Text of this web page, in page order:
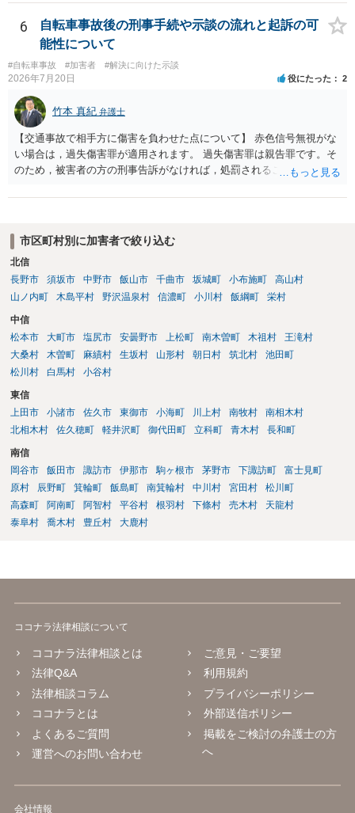
保険の協議となり，事案によっては保険会社が代理人弁護士をつける
場合が多いこと イ 刑事事件に進む場合は，刑事弁護の話になるこ
と などの事情から，任意保険に入っていない場合など，特殊な場合以
外は，あまり顕在化する事情がないのだと思います。 ですから，加害
者側も弁護士が入っているケースは実際にはあるのです。 本件は，刑
事事件の面で問題となっています。 交通事故を発生した場合には，警
察に報告しなければなりません。道路交通法違反第７２条第１項後段
に不申告という形で定められています。本件は，これに客観的には該
当することがはっきりしている事案です。ですから「単なる交通事故
から，刑事事件になりそうな…」ではなく，刑事事件の対象となるこ
とがはっきりしている事案です。 自分は逃げていないという認識でし
ょう。そのため，故意を否認している形になるのですが，「現場から
離れる」→「コンビニで駐車」→「しばらく待機」→「徒歩で現場に
て警察に連絡しないのだろうという話になっているのだと思います。
そして，捜査機関としては，解離性健忘の影響で報告できなかった事
情が見当たらないのだと思います。このような点を意識された上で，
警察の方に事実を理解してもらえるように説明することが，相談者の
の現場から離れて様子を窺い、事故として取り扱われているかいない
かを確認して，警察がきていないから事故が発生していないことで済
ませればいいだろうと思って報告しなかったのではないかと疑ってい
るのだと思います。不救護・不申告の方が，事故後に現場に戻る話
は，よくある話なので，捜査機関としては，それを否定することがで
きないのではないかとの疑念を抱いたままなのだと思います。
6
自転車事故後の刑事手続や示談の流れと起訴の可
能性について
#自転車事故 #加害者 #解決に向けた示談
2026年7月20日 役にたった 2
竹本 真紀 弁護士
【交通事故で相手方に傷害を負わせた点について】 赤色信号無視がな
い場合は，過失傷害罪が適用されます。 過失傷害罪は親告罪です。そ
のため，被害者の方の刑事告訴がなければ，処罰されることはありま
あれば，示談が成立すれば告訴をすることはないと思います。 したが
れば，刑事処分を受けることはなくなります。 一方，赤色信号無視が
あった場合は，少し複雑になります。 単純に過失傷害罪と判断される
のであれば，赤色信号無視がない場合と同じで，親告罪となります
（結論は上記と同じです。）。 ただ，赤信号無視（といっても，本件
では殊更無視にはなりません。看過です）は過失の中でも重大なもの
ですから，重過失致傷罪が成立すると判断される場合もあり得ると思
います。重過失致傷罪は親告罪ではありません。 もっとも，自転車よ
り重い自動車の場合には，過失運転致傷罪であっても，「傷害が軽い
場合には，情状により，その刑を免除することができる」との規定が
あります。したがいまして，不起訴にされる可能性が大きくなるので
す。 そうすると自転車でも同様に考えられ，２週間の怪我であれば，
被害者の意思により不起訴につながる可能性が大きくなるでしょう。
やはり示談交渉は大事になると思います。
市区町村別に加害者で絞り込む
北信
長野市
須坂市 中野市 飯山市 千曲市 坂城町 小布施町
高山村
山ノ内町
木島平村 野沢温泉村 信濃町 小川村 飯綱町 栄村
中信
松本市
大町市 塩尻市 安曇野市 上松町 南木曽町 木祖村
王滝村
大桑村
木曽町 麻績村 生坂村 山形村 朝日村 筑北村
池田町
松川村
白馬村 小谷村
東信
上田市
小諸市 佐久市 東御市 小海町 川上村 南牧村
南相木村
北相木村
佐久穂町 軽井沢町 御代田町 立科町 青木村 長和町
南信
岡谷市
飯田市 諏訪市 伊那市 駒ヶ根市 茅野市 下諏訪町
富士見町
原村
辰野町 箕輪町 飯島町 南箕輪村 中川村 宮田村
松川町
高森町
阿南町 阿智村 平谷村 根羽村 下條村 売木村
天龍村
泰阜村
喬木村 豊丘村 大鹿村
ココナラ法律相談について
ココナラ法律相談とは
法律Q&A
法律相談コラム
ココナラとは
よくあるご質問
運営へのお問い合わせ
ご意見・ご要望
利用規約
プライバシーポリシー
外部送信ポリシー
掲載をご検討の弁護士の方
へ
会社情報